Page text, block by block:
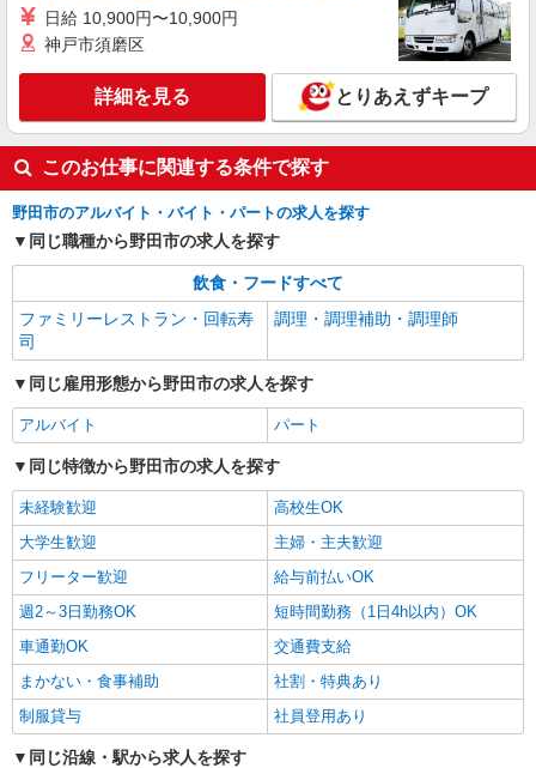
＋150円
千葉県野田市つつみ野1-2-4
キープ 詳細を見る
日給 10,900円〜10,900円
神戸市須磨区
詳細を見る とりあえずキープ
このお仕事に関連する条件で探す
野田市のアルバイト・バイト・パートの求人を探す
同じ職種から野田市の求人を探す
飲食・フードすべて
ファミリーレストラン・回転寿
司
調理・調理補助・調理師
同じ雇用形態から野田市の求人を探す
アルバイト パート
同じ特徴から野田市の求人を探す
未経験歓迎
高校生OK
大学生歓迎
主婦・主夫歓迎
フリーター歓迎
給与前払いOK
週2～3日勤務OK
短時間勤務（1日4h以内）OK
車通勤OK
交通費支給
まかない・食事補助
社割・特典あり
制服貸与
社員登用あり
同じ沿線・駅から求人を探す